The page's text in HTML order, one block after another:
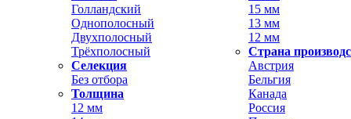
Голландский
Однополосный
Двухполосный
Трёхполосный
Селекция
Без отбора
15 мм
13 мм
12 мм
Страна
Австрия
Бельгия
Толщина
12 мм
Канада
Россия